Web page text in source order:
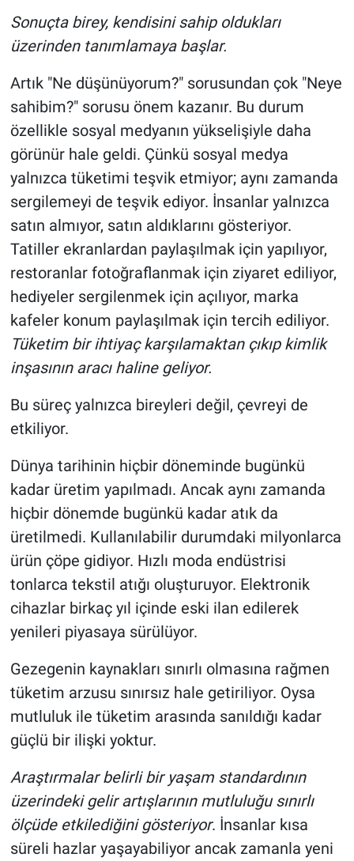
Sonuçta birey, kendisini sahip oldukları
üzerinden tanımlamaya başlar.
Artık "Ne düşünüyorum?" sorusundan çok "Neye
sahibim?" sorusu önem kazanır. Bu durum
özellikle sosyal medyanın yükselişiyle daha
görünür hale geldi. Çünkü sosyal medya
yalnızca tüketimi teşvik etmiyor; aynı zamanda
sergilemeyi de teşvik ediyor. İnsanlar yalnızca
satın almıyor, satın aldıklarını gösteriyor.
Tatiller ekranlardan paylaşılmak için yapılıyor,
restoranlar fotoğraflanmak için ziyaret ediliyor,
hediyeler sergilenmek için açılıyor, marka
kafeler konum paylaşılmak için tercih ediliyor.
Tüketim bir ihtiyaç karşılamaktan çıkıp kimlik
inşasının aracı haline geliyor.
Bu süreç yalnızca bireyleri değil, çevreyi de
etkiliyor.
Dünya tarihinin hiçbir döneminde bugünkü
kadar üretim yapılmadı. Ancak aynı zamanda
hiçbir dönemde bugünkü kadar atık da
üretilmedi. Kullanılabilir durumdaki milyonlarca
ürün çöpe gidiyor. Hızlı moda endüstrisi
tonlarca tekstil atığı oluşturuyor. Elektronik
cihazlar birkaç yıl içinde eski ilan edilerek
yenileri piyasaya sürülüyor.
Gezegenin kaynakları sınırlı olmasına rağmen
tüketim arzusu sınırsız hale getiriliyor. Oysa
mutluluk ile tüketim arasında sanıldığı kadar
güçlü bir ilişki yoktur.
Araştırmalar belirli bir yaşam standardının
üzerindeki gelir artışlarının mutluluğu sınırlı
ölçüde etkilediğini gösteriyor. İnsanlar kısa
süreli hazlar yaşayabiliyor ancak zamanla yeni